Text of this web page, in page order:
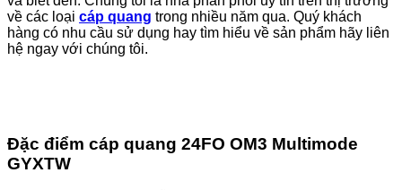
về các loại cáp quang trong nhiều năm qua. Quý khách
hàng có nhu cầu sử dụng hay tìm hiểu về sản phẩm hãy liên
hệ ngay với chúng tôi.
Đặc điểm cáp quang 24FO OM3 Multimode
GYXTW